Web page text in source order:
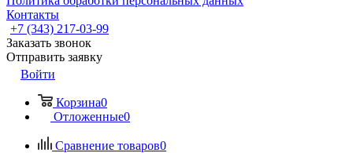
Контакты
+7 (343) 217-03-99
Заказать звонок
Отправить заявку
Войти
Корзина0
Отложенные0
Сравнение товаров0